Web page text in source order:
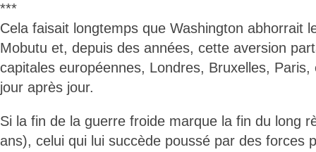
***
Cela faisait longtemps que Washington abhorrait
Mobutu et, depuis des années, cette aversion
capitales européennes, Londres, Bruxelles, Paris,
jour après jour.
Si la fin de la guerre froide marque la fin du long
ans), celui qui lui succède poussé par des forces